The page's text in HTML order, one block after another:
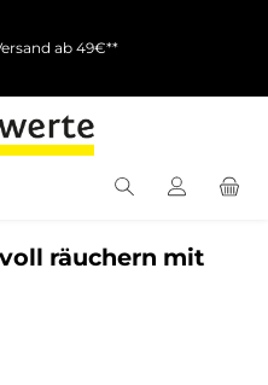
ab 49€**
räuchern mit